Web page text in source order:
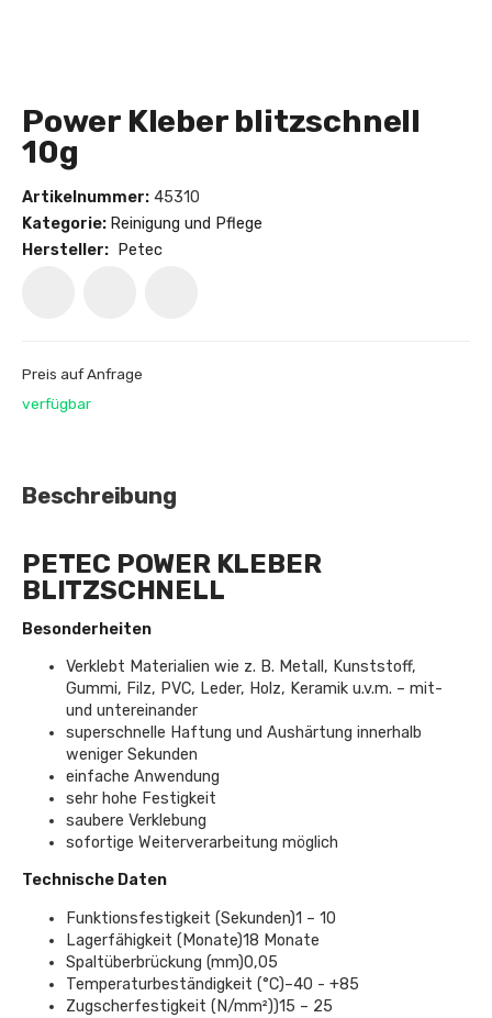
Power Kleber blitzschnell
10g
Artikelnummer: 45310
Kategorie: Reinigung und Pflege
Hersteller:
Petec
Preis auf Anfrage
verfügbar
Beschreibung
PETEC POWER KLEBER
BLITZSCHNELL
Besonderheiten
Verklebt Materialien wie z. B. Metall, Kunststoff,
Gummi, Filz, PVC, Leder, Holz, Keramik u.v.m. – mit-
und untereinander
superschnelle Haftung und Aushärtung innerhalb
weniger Sekunden
einfache Anwendung
sehr hohe Festigkeit
saubere Verklebung
sofortige Weiterverarbeitung möglich
Technische Daten
Funktionsfestigkeit (Sekunden)1 – 10
Lagerfähigkeit (Monate)18 Monate
Spaltüberbrückung (mm)0,05
Temperaturbeständigkeit (°C)–40 - +85
Zugscherfestigkeit (N/mm²))15 – 25